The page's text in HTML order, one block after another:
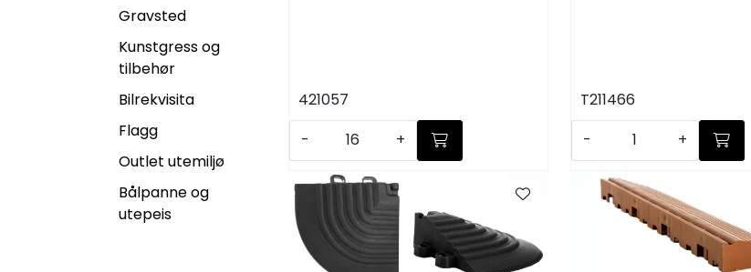
Gravsted
Kunstgress og
tilbehør
Bilrekvisita
Flagg
Outlet utemiljø
Bålpanne og
utepeis
421057
-
+
T211466
-
+